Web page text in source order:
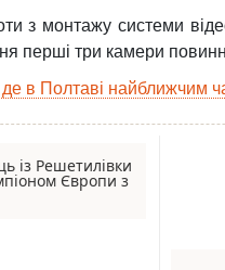
з монтажу системи
перші три камери
де в Полтаві найближчим
із Решетилівки
Європи з